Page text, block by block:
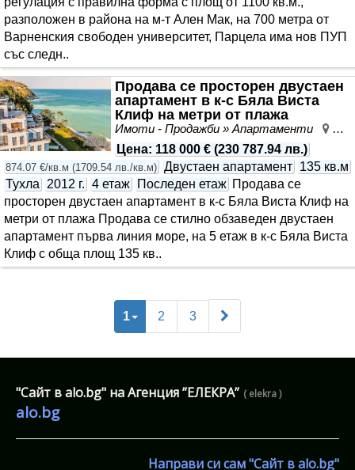
разположен в района на м-т Ален Мак, на 700 метра от
Варненския свободен университет, Парцела има нов ПУП
със следн..
Продава се просторен двустаен
апартамент в к-с Бяла Виста
Клиф на метри от плажа
Имоти - Продажби » Апартаменти
Цена: 118 000 € (230 787.94 лв.)
874.07 €/кв.м (1709.54 лв./кв.м) Двустаен апартамент 135 кв.м
Тухла
2012 г. 4 етаж Последен етаж Продава се
просторен двустаен апартамент в к-с Бяла Виста Клиф на
метри от плажа Продава се стилно обзаведен двустаен
апартамент първа линия море, на 5 етаж в к-с Бяла Виста
Клиф с обща площ 135 кв..
1 2 3
"Сайт в alo.bg" на Агенция ”ЕЛЕКРА” ( elekra )
alo.bg
Направи си сам "Сайт в alo.bg"